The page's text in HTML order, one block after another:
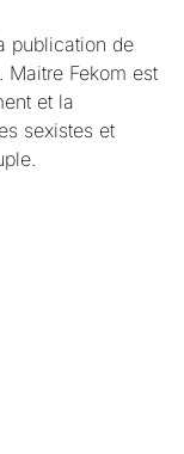
publication de
Fekom est
et la
sexistes et